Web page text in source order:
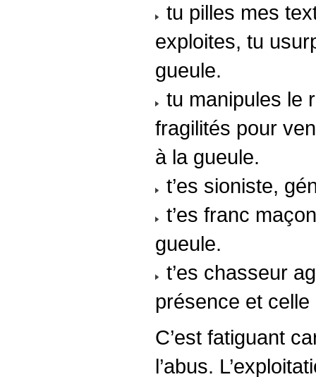
tu pilles mes
exploites, tu
gueule.
tu manipules le
fragilités pour
à la gueule.
t’es sioniste,
t’es franc
gueule.
t’es chasseur
présence et
C’est fatiguant
l’abus.